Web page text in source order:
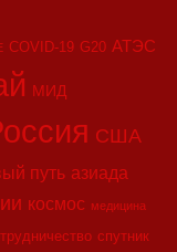
COVID-19 G20 АТЭС
МИД
США
путь азиада
космос медицина
спутник